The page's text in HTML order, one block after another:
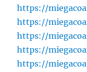
https://
https://
https://
https://
https://